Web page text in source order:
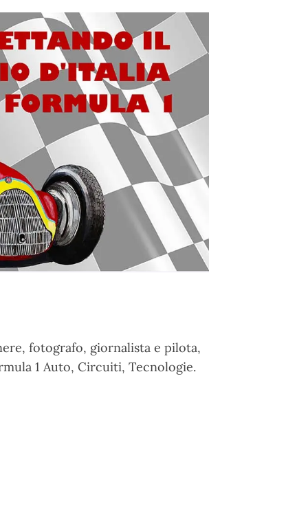
fotografo, giornalista e pilota,
1 Auto, Circuiti, Tecnologie.